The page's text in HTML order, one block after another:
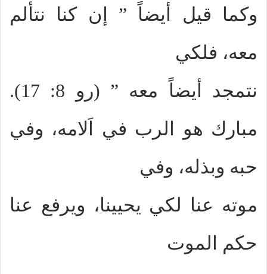
وكما قيل أيضاً ” إن كنا نتألم
معه، فلكي
نتمجد أيضاً معه ” (رو 8: 17).
مبارك هو الرب في اَلامه، وفي
حبه وبذله، وفي
موته عنا لكي يحيينا، ويرفع عنا
حكم الموت